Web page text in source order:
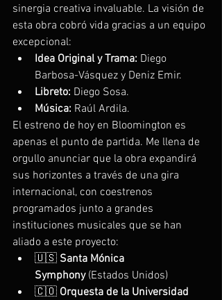
sinergia creativa invaluable. La visión de
esta obra cobró vida gracias a un equipo
excepcional:
Idea Original y Trama: Diego
Barbosa-Vásquez y Deniz Emir.
Libreto: Diego Sosa.
Música: Raúl Ardila.
El estreno de hoy en Bloomington es
apenas el punto de partida. Me llena de
orgullo anunciar que la obra expandirá
sus horizontes a través de una gira
internacional, con coestrenos
programados junto a grandes
instituciones musicales que se han
aliado a este proyecto:
🇺🇸 Santa Mónica
Symphony (Estados Unidos)
🇨🇴 Orquesta de la Universidad